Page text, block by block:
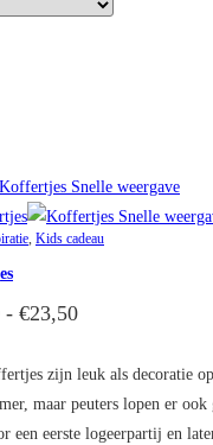
Snelle weergave
Snelle
, Kids cadeau
- €23,50Prijsklasse:
€23,50
zijn leuk als decoratie
maar peuters lopen er ook
een eerste logeerpartij en